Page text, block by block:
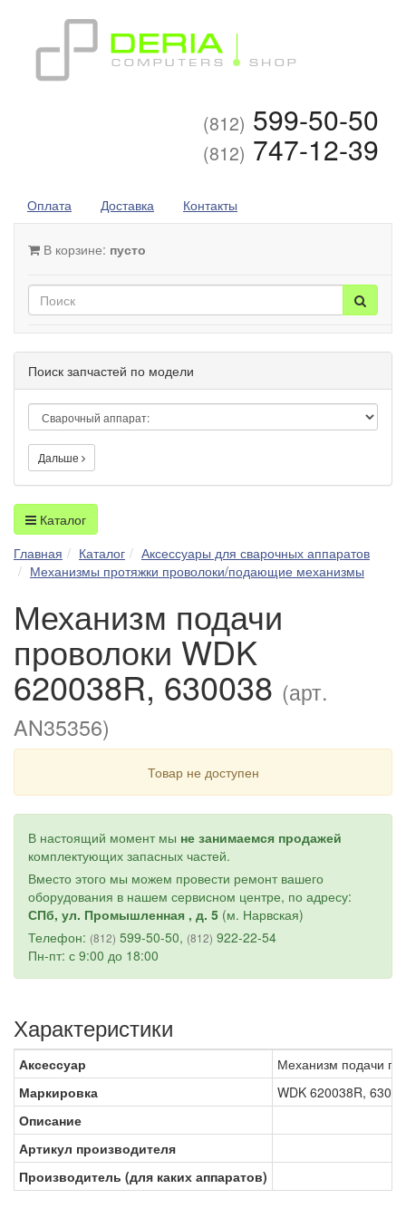
(812) 599-50-50
(812) 747-12-39
Оплата Доставка Контакты
В корзине: пусто
Поиск запчастей по модели
Дальше
Каталог
Главная
Каталог
Аксессуары для сварочных аппаратов
Механизмы протяжки проволоки/подающие механизмы
Механизм подачи
проволоки WDK
620038R, 630038 (арт.
AN35356)
Товар не доступен
В настоящий момент мы не занимаемся продажей
комплектующих запасных частей.
Вместо этого мы можем провести ремонт вашего
оборудования в нашем сервисном центре, по адресу:
СПб, ул. Промышленная , д. 5 (м. Нарвская)
Телефон: (812) 599-50-50, (812) 922-22-54
Пн-пт: с 9:00 до 18:00
Характеристики
Аксессуар
Механизм подачи
Маркировка
WDK 620038R,
Описание
Артикул производителя
Производитель (для каких аппаратов)